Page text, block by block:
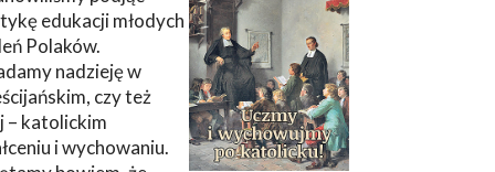
edukacji młodych
Polaków.
nadzieję w
czy też
– katolickim
i wychowaniu.